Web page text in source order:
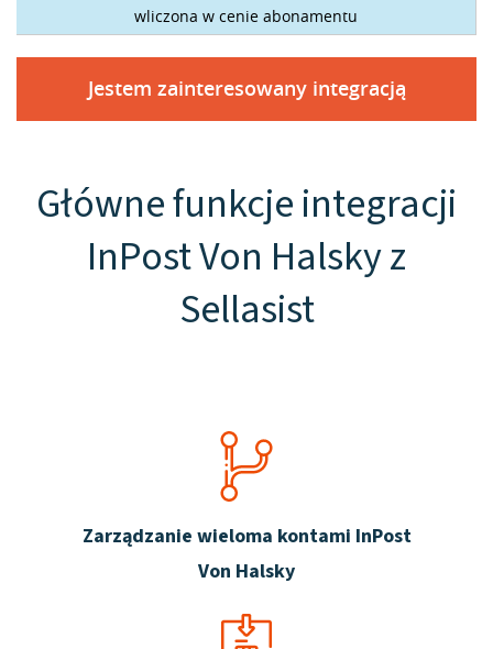
wliczona w cenie abonamentu
Jestem zainteresowany integracją
Główne funkcje integracji
InPost Von Halsky z
Sellasist
Zarządzanie wieloma kontami InPost
Von Halsky